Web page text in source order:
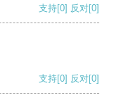
支持[0] 反对[0]
支持[0] 反对[0]